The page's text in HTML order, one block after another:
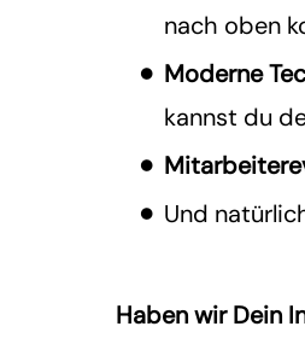
nach oben
Moderne
kannst du
Und
Haben wir Dein